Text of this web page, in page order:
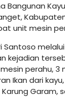
Bangunan
unit mesin
Santoso
kejadian
perahu, 3
Ikan dari
Garam,